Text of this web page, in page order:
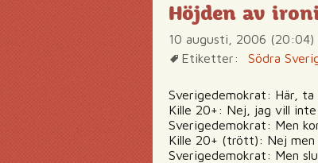
Höjden av
10 augusti, 2006 (20:04)
Etiketter:
Södra
Sverigedemokrat: Här,
Kille 20+: Nej, jag vill inte
Sverigedemokrat: Men
Kille 20+ (trött): Nej
Sverigedemokrat: Men